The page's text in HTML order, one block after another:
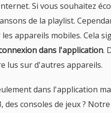
Si vous souhaitez
de la playlist.
appareils mobiles. Cela
dans l'application.
lus sur d'autres appareils.
dans l'application
consoles de jeux ?